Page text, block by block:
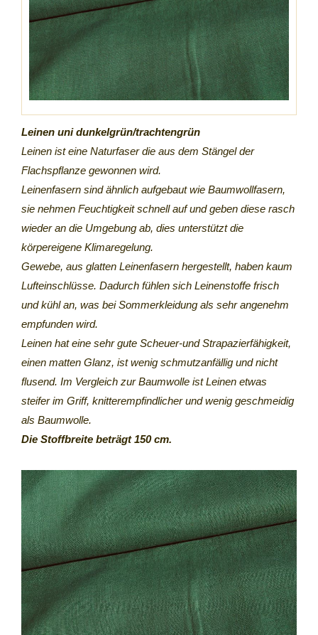
Leinen uni dunkelgrün/trachtengrün
Leinen ist eine Naturfaser die aus dem Stängel der
Flachspflanze gewonnen wird.
Leinenfasern sind ähnlich aufgebaut wie Baumwollfasern,
sie nehmen Feuchtigkeit schnell auf und geben diese rasch
wieder an die Umgebung ab, dies unterstützt die
körpereigene Klimaregelung.
Gewebe, aus glatten Leinenfasern hergestellt, haben kaum
Lufteinschlüsse. Dadurch fühlen sich Leinenstoffe frisch
und kühl an, was bei Sommerkleidung als sehr angenehm
empfunden wird.
Leinen hat eine sehr gute Scheuer-und Strapazierfähigkeit,
einen matten Glanz, ist wenig schmutzanfällig und nicht
flusend. Im Vergleich zur Baumwolle ist Leinen etwas
steifer im Griff, knitterempfindlicher und wenig geschmeidig
als Baumwolle.
Die Stoffbreite beträgt 150 cm.